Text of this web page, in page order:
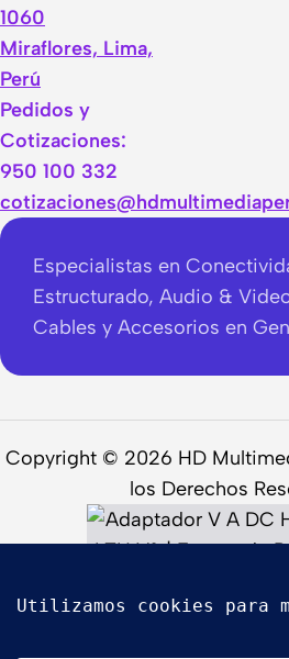
1060
Miraflores, Lima,
Perú
Pedidos y
Cotizaciones:
950 100 332
Especialistas en
Estructurado, Audio &
Cables y Accesorios en
Copyright © 2026 HD
los Derechos